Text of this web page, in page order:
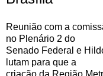
Reunião com a
no Plenário 2 do
Senado Federal e
lutam para que a
criação da Região